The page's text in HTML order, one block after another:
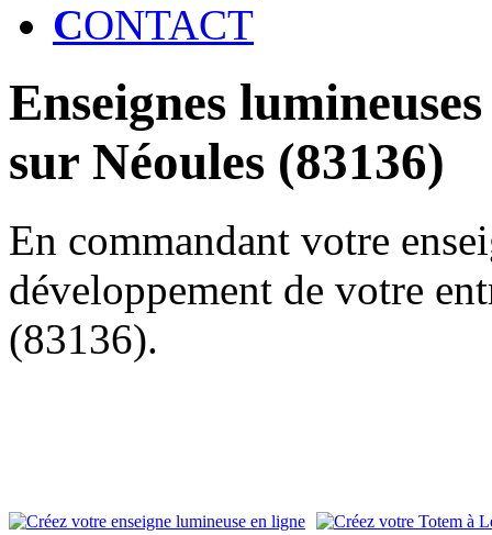
CONTACT
Enseignes
sur Néoules (83136)
En commandant votre
développement de votre
(83136).